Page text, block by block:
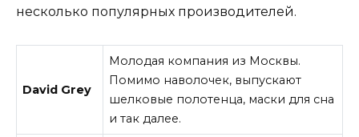
несколько популярных производителей.
David Grey
Молодая компания из Москвы.
Помимо наволочек, выпускают
шелковые полотенца, маски для сна
и так далее.